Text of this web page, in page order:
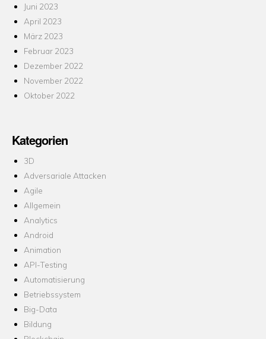
Juni 2023
April 2023
März 2023
Februar 2023
Dezember 2022
November 2022
Oktober 2022
Kategorien
3D
Adversariale Attacken
Agile
Allgemein
Analytics
Android
Animation
API-Testing
Automatisierung
Betriebssystem
Big-Data
Bildung